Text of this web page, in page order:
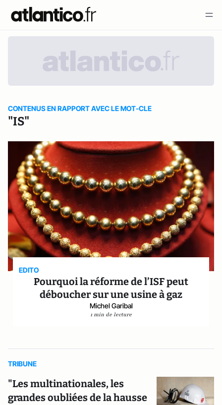
CONTENUS EN RAPPORT AVEC LE MOT-CLE
"IS"
EDITO
Pourquoi la réforme de l’ISF peut
déboucher sur une usine à gaz
Michel Garibal
1 min de lecture
TRIBUNE
"Les multinationales, les
grandes oubliées de la hausse